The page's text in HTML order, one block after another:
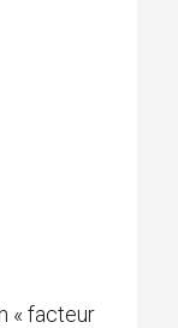
« facteur